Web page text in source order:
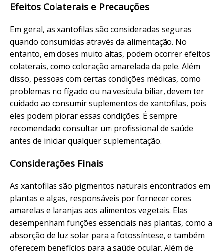
Efeitos Colaterais e Precauções
Em geral, as xantofilas são consideradas seguras
quando consumidas através da alimentação. No
entanto, em doses muito altas, podem ocorrer efeitos
colaterais, como coloração amarelada da pele. Além
disso, pessoas com certas condições médicas, como
problemas no fígado ou na vesícula biliar, devem ter
cuidado ao consumir suplementos de xantofilas, pois
eles podem piorar essas condições. É sempre
recomendado consultar um profissional de saúde
antes de iniciar qualquer suplementação.
Considerações Finais
As xantofilas são pigmentos naturais encontrados em
plantas e algas, responsáveis por fornecer cores
amarelas e laranjas aos alimentos vegetais. Elas
desempenham funções essenciais nas plantas, como a
absorção de luz solar para a fotossíntese, e também
oferecem benefícios para a saúde ocular. Além de